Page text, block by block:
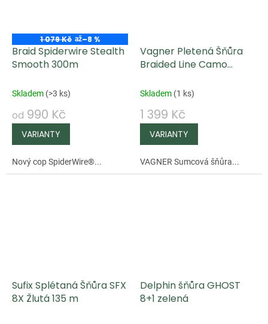
1 079 Kč až–8 %
Braid Spiderwire Stealth
Smooth 300m
Skladem (>3 ks)
od 990 Kč
Nový cop SpiderWire®...
Vagner Pletená Šňůra
Braided Line Camo
Skladem (1 ks)
1 399 Kč
VAGNER Sumcová šňůra...
Sufix Splétaná Šňůra SFX
8X Žlutá 135 m
Delphin šňůra GHOST
8+1 zelená